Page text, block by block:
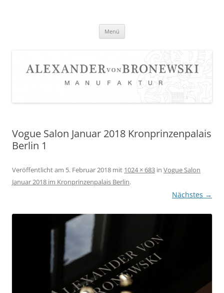
Menü
Vogue Salon Januar 2018 Kronprinzenpalais
Berlin 1
Veröffentlicht am 5. Februar 2018 mit 1024 × 683 in Vogue Salon
Januar 2018 im Kronprinzenpalais Berlin.
Nächstes →